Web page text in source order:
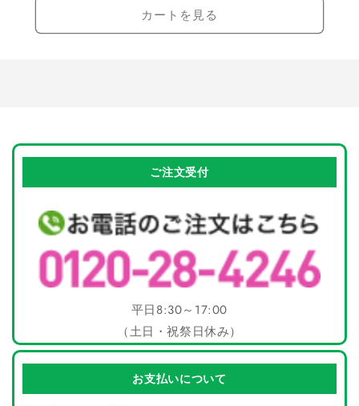
カートを見る
ご注文受付
平日8:30～17:00
（土日・祝祭日休み）
お支払いについて